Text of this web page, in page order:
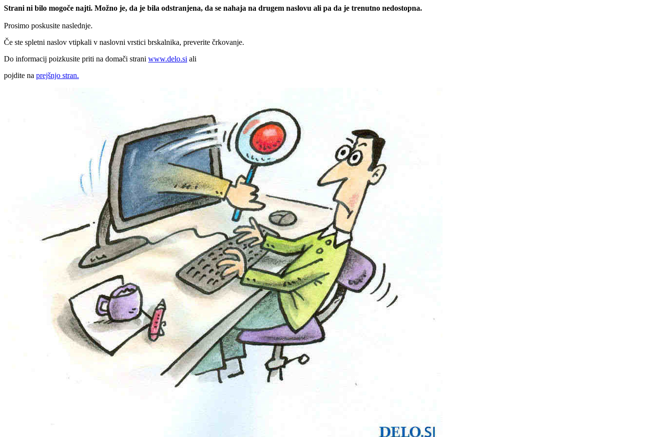
Strani ni bilo mogoče najti. Možno je, da je bila odstranjena, da se nahaja na drugem naslovu ali pa da je trenutno nedostopna.
Prosimo poskusite naslednje.
Če ste spletni naslov vtipkali v naslovni vrstici brskalnika, preverite črkovanje.
Do informacij poizkusite priti na domači strani www.delo.si ali
pojdite na prejšnjo stran.